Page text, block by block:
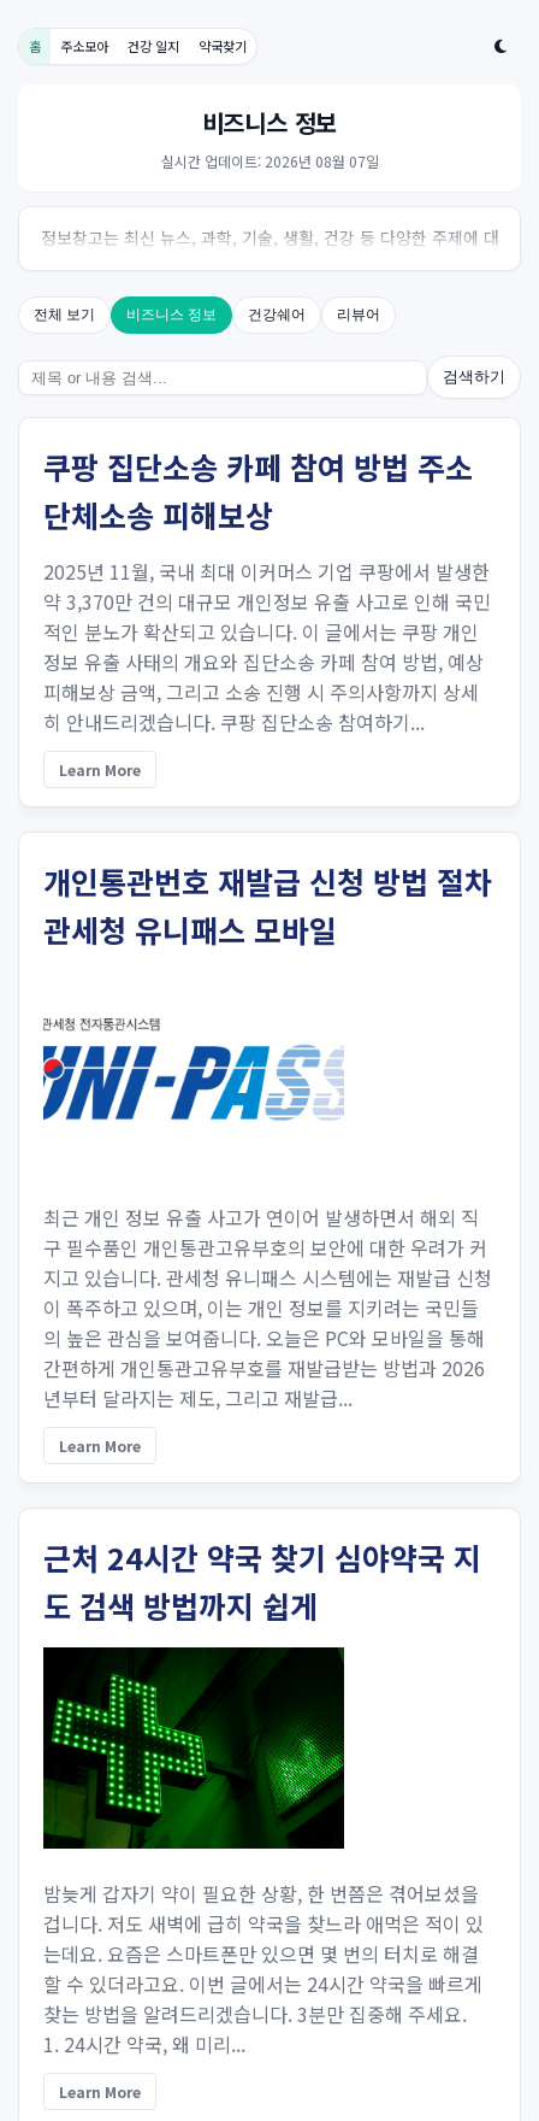
홈 주소모아 건강 일지 약국찾기
비즈니스 정보
실시간 업데이트: 2026년 08월 07일
정보창고는 최신 뉴스, 과학, 기술, 생활, 건강 등 다양한 주제에 대
한 신뢰성 있는 정보를 제공하는 온라인 자료실입니다.
전체 보기 비즈니스 정보 건강쉐어 리뷰어
검색하기
쿠팡 집단소송 카페 참여 방법 주소
단체소송 피해보상
2025년 11월, 국내 최대 이커머스 기업 쿠팡에서 발생한
약 3,370만 건의 대규모 개인정보 유출 사고로 인해 국민
적인 분노가 확산되고 있습니다. 이 글에서는 쿠팡 개인
정보 유출 사태의 개요와 집단소송 카페 참여 방법, 예상
피해보상 금액, 그리고 소송 진행 시 주의사항까지 상세
히 안내드리겠습니다. 쿠팡 집단소송 참여하기...
Learn More
개인통관번호 재발급 신청 방법 절차
관세청 유니패스 모바일
최근 개인 정보 유출 사고가 연이어 발생하면서 해외 직
구 필수품인 개인통관고유부호의 보안에 대한 우려가 커
지고 있습니다. 관세청 유니패스 시스템에는 재발급 신청
이 폭주하고 있으며, 이는 개인 정보를 지키려는 국민들
의 높은 관심을 보여줍니다. 오늘은 PC와 모바일을 통해
간편하게 개인통관고유부호를 재발급받는 방법과 2026
년부터 달라지는 제도, 그리고 재발급...
Learn More
근처 24시간 약국 찾기 심야약국 지
도 검색 방법까지 쉽게
밤늦게 갑자기 약이 필요한 상황, 한 번쯤은 겪어보셨을
겁니다. 저도 새벽에 급히 약국을 찾느라 애먹은 적이 있
는데요. 요즘은 스마트폰만 있으면 몇 번의 터치로 해결
할 수 있더라고요. 이번 글에서는 24시간 약국을 빠르게
찾는 방법을 알려드리겠습니다. 3분만 집중해 주세요.
1. 24시간 약국, 왜 미리...
Learn More